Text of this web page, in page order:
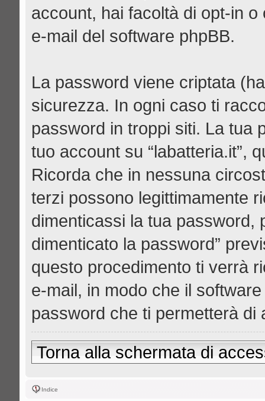
account, hai facoltà di opt-in
e-mail del software phpBB.
La password viene criptata
sicurezza. In ogni caso ti
password in troppi siti. La tua
tuo account su “labatteria.it”,
Ricorda che in nessuna
terzi possono legittimamente
dimenticassi la tua password,
dimenticato la password”
questo procedimento ti verrà
e-mail, in modo che il
password che ti permetterà
Torna alla schermata di
Indice